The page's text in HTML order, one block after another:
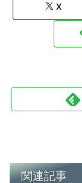
X
関連記事